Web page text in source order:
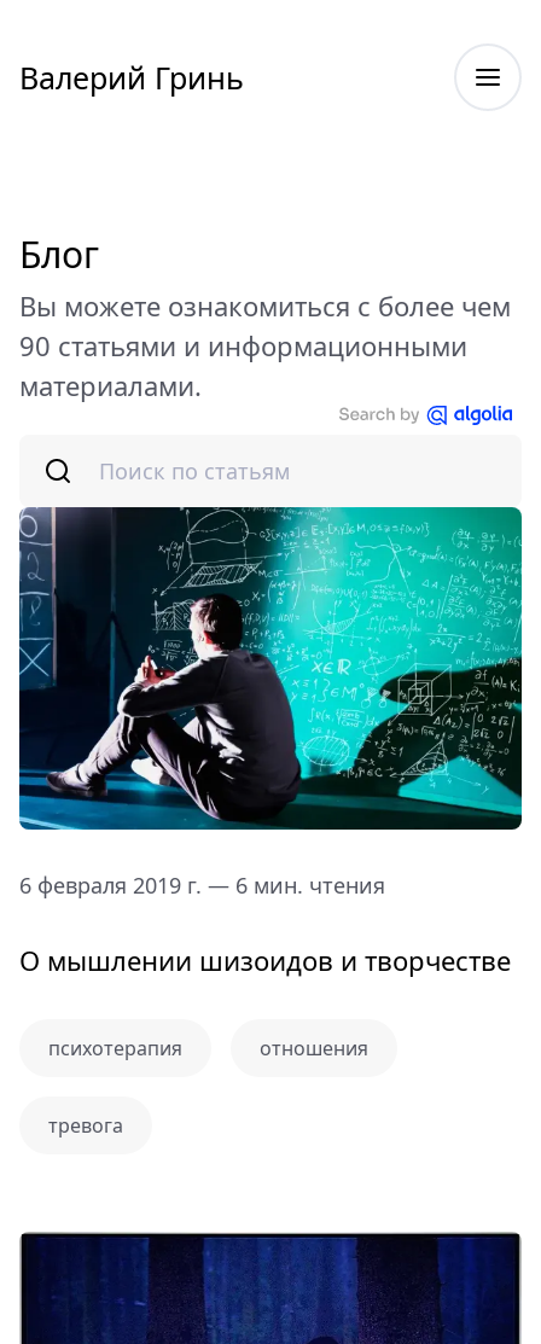
Валерий Гринь
Блог
Вы можете ознакомиться с более чем
90 статьями и информационными
материалами.
6 февраля 2019 г. — 6 мин. чтения
О мышлении шизоидов и творчестве
психотерапия отношения
тревога